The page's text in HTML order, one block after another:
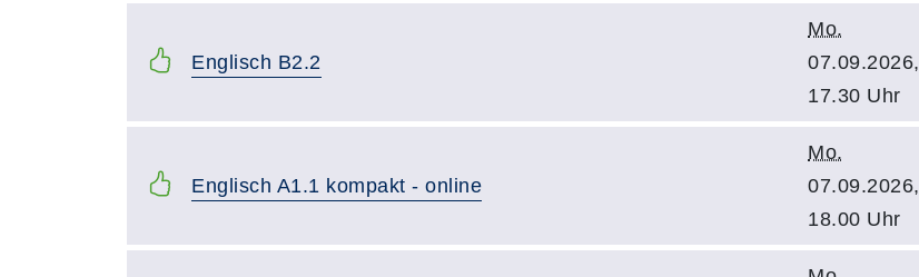
Englisch B2.2
Mo.
07.09.2026,
17.30 Uhr
Englisch A1.1 kompakt - online
Mo.
07.09.2026,
18.00 Uhr